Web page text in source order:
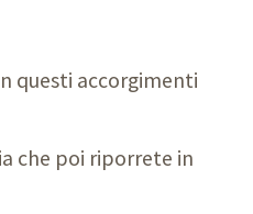
questi accorgimenti
che poi riporrete in